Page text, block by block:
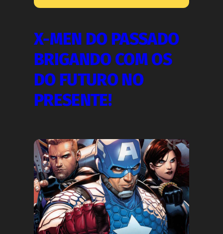
X-MEN DO PASSADO
BRIGANDO COM OS
DO FUTURO NO
PRESENTE!